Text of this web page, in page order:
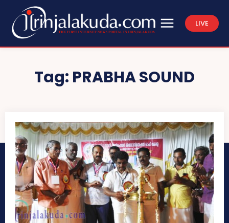
LIVE
Tag: PRABHA SOUND